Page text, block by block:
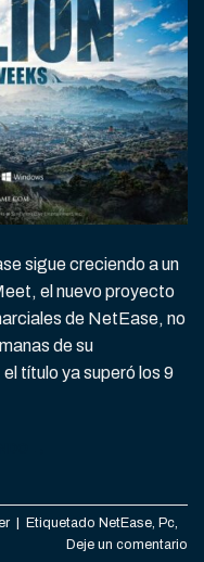
sigue creciendo a un
el nuevo proyecto
de NetEase, no
de su
título ya superó los 9
Etiquetado NetEase, Pc,
Deje un comentario